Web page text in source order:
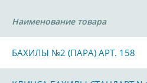
Наименование товара
БАХИЛЫ №2 (ПАРА) АРТ. 158